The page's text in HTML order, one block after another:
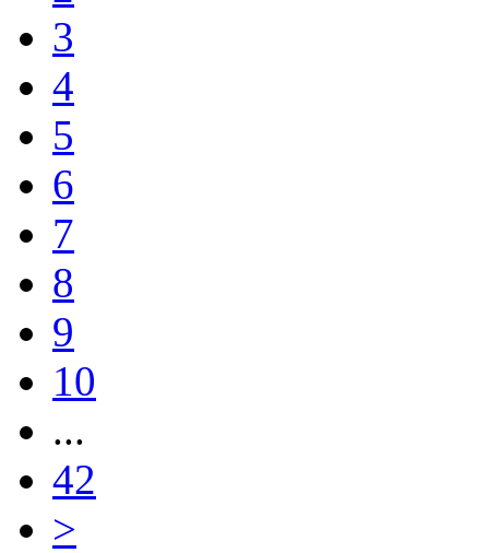
3
4
5
6
7
8
9
10
...
42
>